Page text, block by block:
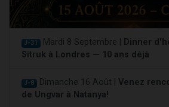
J-31 Mardi 8 Septembre |
Dinner
Sitruk à Londres — 10 ans déjà
J-8 Dimanche 16 Août | Venez
de Ungvar à Natanya!